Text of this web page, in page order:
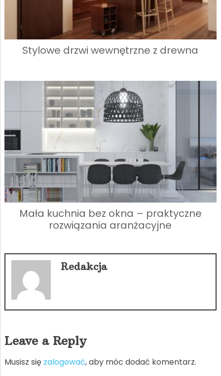
Stylowe drzwi wewnętrzne z drewna
Mała kuchnia bez okna – praktyczne
rozwiązania aranżacyjne
Redakcja
Leave a Reply
Musisz się zalogować, aby móc dodać komentarz.